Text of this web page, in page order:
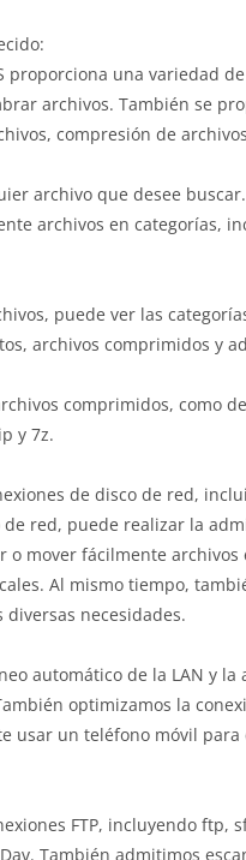
proporciona una variedad
archivos. También se
compresión de
archivo que desee
archivos en categorías,
puede ver las
archivos comprimidos y
comprimidos, como
y 7z.
de disco de red,
red, puede realizar la
mover fácilmente
Al mismo tiempo,
necesidades.
automático de la LAN y
optimizamos la
usar un teléfono móvil para
FTP, incluyendo ftp,
También admitimos